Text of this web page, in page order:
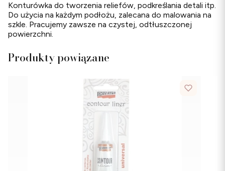
Konturówka do tworzenia reliefów, podkreślania detali itp.
Do użycia na każdym podłożu, zalecana do malowania na
szkle. Pracujemy zawsze na czystej, odtłuszczonej
powierzchni.
Produkty powiązane